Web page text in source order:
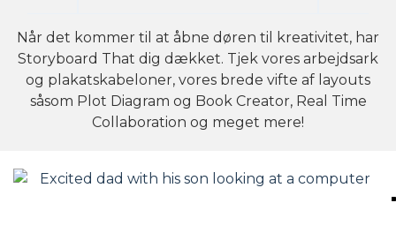
Når det kommer til at åbne døren til kreativitet, har
Storyboard That dig dækket. Tjek vores arbejdsark
og plakatskabeloner, vores brede vifte af layouts
såsom Plot Diagram og Book Creator, Real Time
Collaboration og meget mere!